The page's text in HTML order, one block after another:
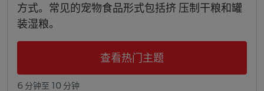
方式。常见的宠物食品形式包括挤 压制干粮和罐
装湿粮。
查看热门主题
6 分钟至 10 分钟